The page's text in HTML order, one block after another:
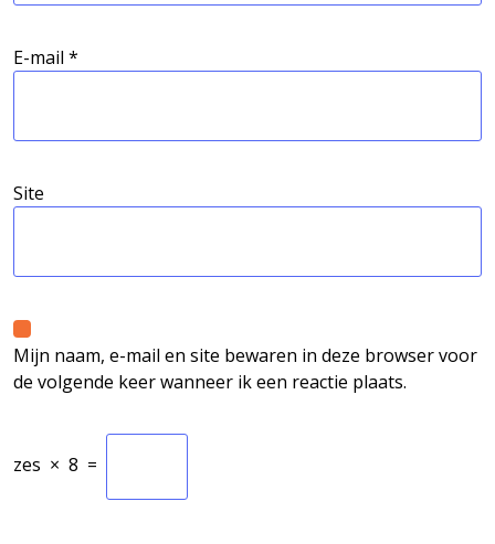
E-mail *
Site
Mijn naam, e-mail en site bewaren in deze browser voor
de volgende keer wanneer ik een reactie plaats.
zes × 8 =